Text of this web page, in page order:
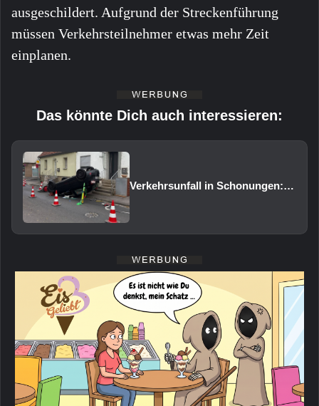
ausgeschildert. Aufgrund der Streckenführung
müssen Verkehrsteilnehmer etwas mehr Zeit
einplanen.
Das könnte Dich auch interessieren:
Verkehrsunfall in Schonungen: Pkw überschlägt sich auf das Dach